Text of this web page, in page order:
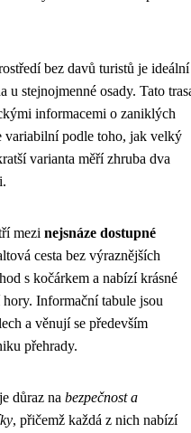
bez davů turistů je ideální
u stejnojmenné osady. Tato
informacemi o zaniklých
variabilní podle toho, jak velký
varianta měří zhruba dva
mezi nejsnáze dostupné
cesta bez výraznějších
s kočárkem a nabízí krásné
Informační tabule jsou
a věnují se především
přehrady.
důraz na bezpečnost a
, přičemž každá z nich nabízí